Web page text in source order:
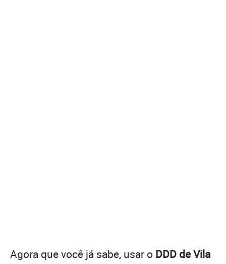
Agora que você já sabe, usar o DDD de Vila